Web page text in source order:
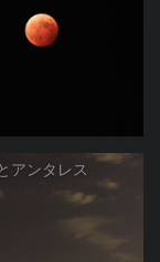
アンタレス